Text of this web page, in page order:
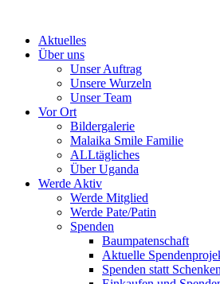
contentAktuelles
Über uns
Unser Auftrag
Unsere Wurzeln
Unser Team
Vor Ort
Bildergalerie
Malaika Smile Familie
ALLtägliches
Über Uganda
Werde Aktiv
Werde Mitglied
Werde Pate/Patin
Spenden
Baumpatenschaft
Aktuelle
Spenden statt